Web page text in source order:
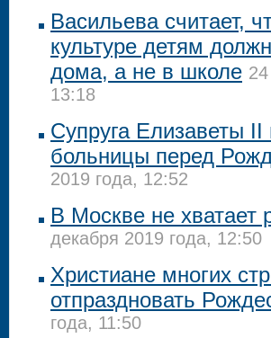
Васильева считает,
культуре детям
дома, а не в школе
13:18
Супруга Елизаветы
больницы перед
2019 года, 12:52
В Москве не
декабря 2019 года, 12:50
Христиане многих
отпраздновать
года, 11:50